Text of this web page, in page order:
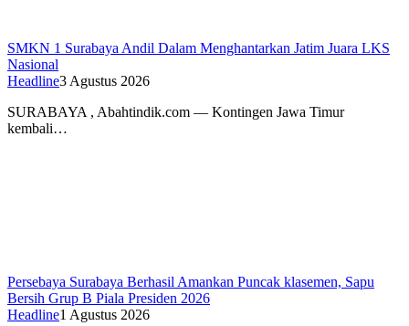
SMKN 1 Surabaya Andil Dalam Menghantarkan Jatim Juara LKS
Nasional
Headline3 Agustus 2026
SURABAYA , Abahtindik.com — Kontingen Jawa Timur
kembali…
Persebaya Surabaya Berhasil Amankan Puncak klasemen, Sapu
Bersih Grup B Piala Presiden 2026
Headline1 Agustus 2026